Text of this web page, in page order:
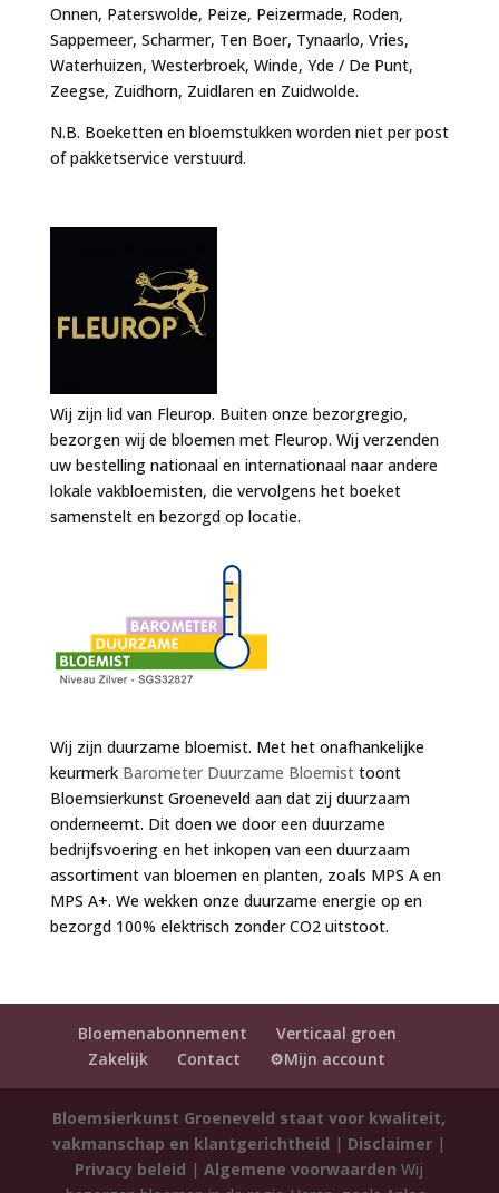
Onnen, Paterswolde, Peize, Peizermade, Roden,
Sappemeer, Scharmer, Ten Boer, Tynaarlo, Vries,
Waterhuizen, Westerbroek, Winde, Yde / De Punt,
Zeegse, Zuidhorn, Zuidlaren en Zuidwolde.
N.B. Boeketten en bloemstukken worden niet per post
of pakketservice verstuurd.
Wij zijn lid van Fleurop. Buiten onze bezorgregio,
bezorgen wij de bloemen met Fleurop. Wij verzenden
uw bestelling nationaal en internationaal naar andere
lokale vakbloemisten, die vervolgens het boeket
samenstelt en bezorgd op locatie.
Wij zijn duurzame bloemist. Met het onafhankelijke
keurmerk Barometer Duurzame Bloemisttoont
Bloemsierkunst Groeneveld aan dat zij duurzaam
onderneemt. Dit doen we door een duurzame
bedrijfsvoering en het inkopen van een duurzaam
assortiment van bloemen en planten, zoals MPS A en
MPS A+. We wekken onze duurzame energie op en
bezorgd 100% elektrisch zonder CO2 uitstoot.
Bloemenabonnement
Verticaal groen
Zakelijk
Contact ⚙️Mijn account
Bloemsierkunst Groeneveld staat voor kwaliteit,
vakmanschap en klantgerichtheid | Disclaimer |
Privacy beleid |Algemene voorwaarden Wij